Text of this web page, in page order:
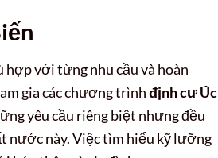
hợp với từng nhu cầu và hoàn
gia các chương trìnhđịnh cư Úc
yêu cầu riêng biệt nhưng đều
nước này. Việc tìm hiểu kỹ lưỡng